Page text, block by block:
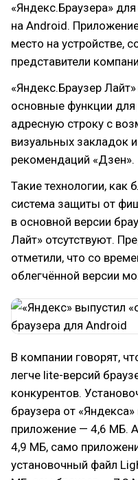
«Яндекс.Браузера»
на Android.
место на устройстве,
представители
«Яндекс.Браузер
основные функции для
адресную строку с
визуальных закладок
рекомендаций «Дзен».
Такие технологии, как
система защиты от
в основной версии
Лайт» отсутствуют.
отметили, что со
облегчённой версии
В компании говорят,
легче lite-версий
конкурентов.
браузера от
приложение — 4,6 МБ.
4,9 МБ, само
установочный файл